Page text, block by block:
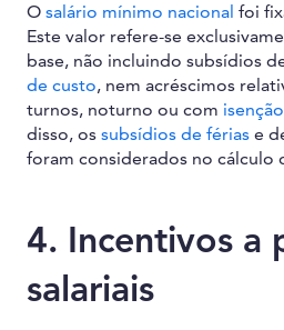
O salário mínimo nacional foi
Este valor refere-se
base, não incluindo subsídios
de custo, nem acréscimos
turnos, noturno ou com
disso, os subsídios de férias e
foram considerados no cálculo
4. Incentivos a
salariais